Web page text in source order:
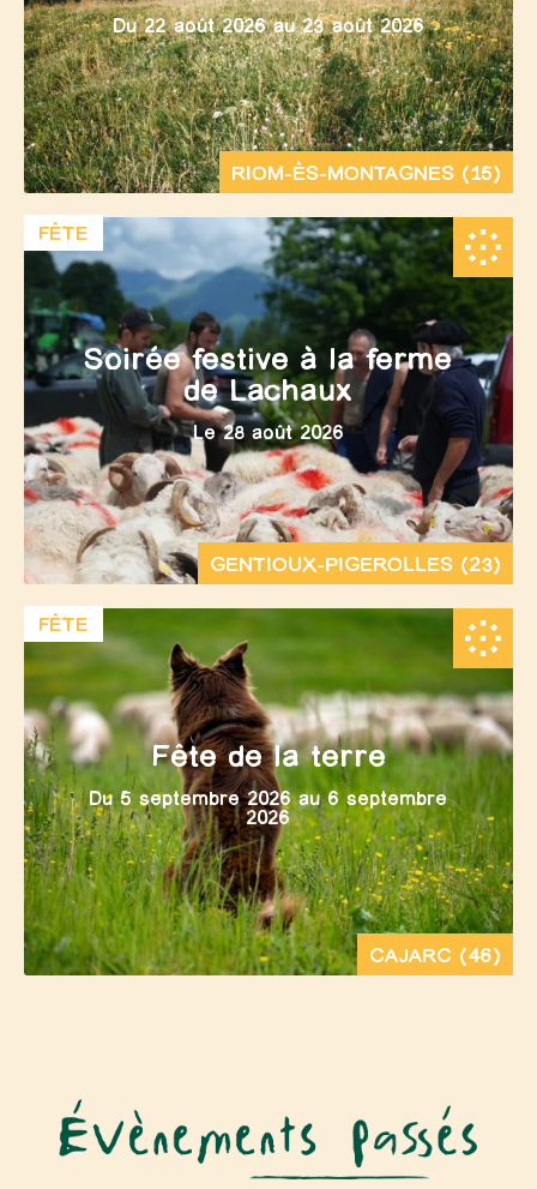
Du 22 août 2026 au 23 août 2026
RIOM-ÈS-MONTAGNES (15)
Soirée festive à la ferme
de Lachaux
Le 28 août 2026
FÊTE
GENTIOUX-PIGEROLLES (23)
Fête de la terre
Du 5 septembre 2026 au 6 septembre
2026
FÊTE
CAJARC (46)